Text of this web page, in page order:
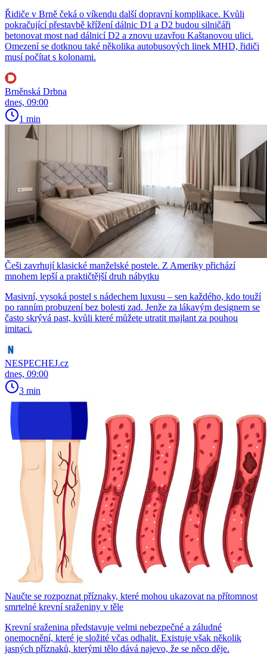
Řidiče v Brně čeká o víkendu další dopravní komplikace. Kvůli
pokračující přestavbě křížení dálnic D1 a D2 budou silničáři
betonovat most nad dálnicí D2 a znovu uzavřou Kaštanovou ulici.
Omezení se dotknou také několika autobusových linek MHD, řidiči
musí počítat s kolonami.
Brněnská Drbna
dnes, 09:00
1 min
Češi zavrhují klasické manželské postele. Z Ameriky přichází
mnohem lepší a praktičtější druh nábytku
Masivní, vysoká postel s nádechem luxusu – sen každého, kdo touží
po ranním probuzení bez bolesti zad. Jenže za lákavým designem se
často skrývá past, kvůli které můžete utratit majlant za pouhou
imitaci.
NESPECHEJ.cz
dnes, 09:00
3 min
Naučte se rozpoznat příznaky, které mohou ukazovat na přítomnost
smrtelné krevní sraženiny v těle
Krevní sraženina představuje velmi nebezpečné a záludné
onemocnění, které je složité včas odhalit. Existuje však několik
jasných příznaků, kterými tělo dává najevo, že se něco děje.